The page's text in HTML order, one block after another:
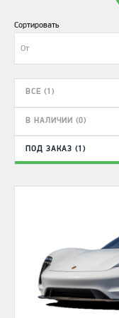
ВСЕ (1)
В НАЛИЧИИ (0)
ПОД ЗАКАЗ (1)
Сортировать
От